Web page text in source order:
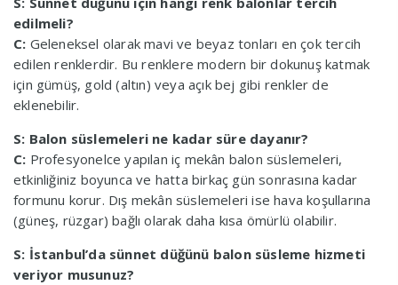
edilmeli?
C: Geleneksel olarak mavi ve beyaz tonları en çok tercih
edilen renklerdir. Bu renklere modern bir dokunuş katmak
için gümüş, gold (altın) veya açık bej gibi renkler de
eklenebilir.
S: Balon süslemeleri ne kadar süre dayanır?
C: Profesyonelce yapılan iç mekân balon süslemeleri,
etkinliğiniz boyunca ve hatta birkaç gün sonrasına kadar
formunu korur. Dış mekân süslemeleri ise hava koşullarına
(güneş, rüzgar) bağlı olarak daha kısa ömürlü olabilir.
S: İstanbul’da sünnet düğünü balon süsleme hizmeti
veriyor musunuz?